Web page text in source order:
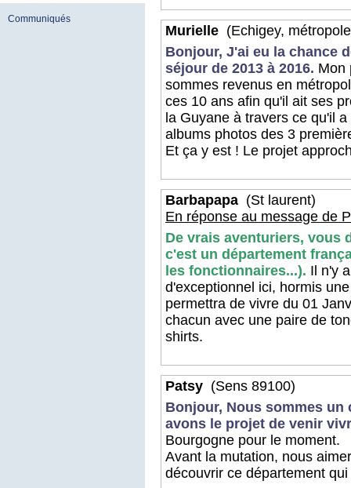
Communiqués
Murielle (Echigey,
Bonjour, J'ai eu la chance
séjour de 2013 à 2016. Mon
sommes revenus en
ces 10 ans afin qu'il ait ses
la Guyane à travers ce qu'il
albums photos des 3
Et ça y est ! Le projet
Barbapapa (St laurent)
En réponse au message de
De vrais aventuriers, vous
c'est un département
les fonctionnaires...). Il n'y
d'exceptionnel ici, hormis
permettra de vivre du 01
chacun avec une paire de
shirts.
Patsy (Sens 89100)
Bonjour, Nous sommes un
avons le projet de venir
Bourgogne pour le moment.
Avant la mutation, nous
découvrir ce département